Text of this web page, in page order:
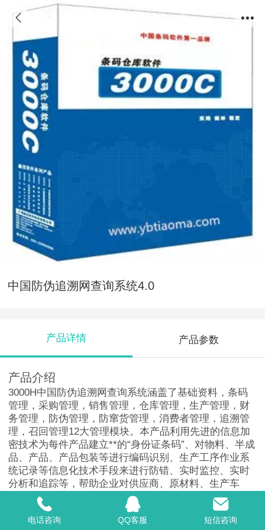
中国防伪追溯网查询系统4.0
产品详情 产品参数
产品介绍
3000H中国防伪追溯网查询系统涵盖了基础资料，条码
管理，采购管理，销售管理，仓库管理，生产管理，财
务管理，防伪管理，防窜货管理，消费者管理，追溯管
理，召回管理12大管理模块。本产品利用先进的信息加
密技术为每件产品建立**的“身份证条码”、对物料、半成
品、产品、产品包装等进行编码识别、生产工序作业系
统记录等信息化技术手段来进行防错、实时监控、实时
分析和追踪等，帮助企业对供应商、原材料、生产车
间、生产线、生产班组、生产负责人、生产个人、产品
销售流向、经销商等实现实时全面的监控管理。真正实
现从原材料的采购到产品的生产控制管理到产品销售及
电话咨询 QQ客服 短信咨询